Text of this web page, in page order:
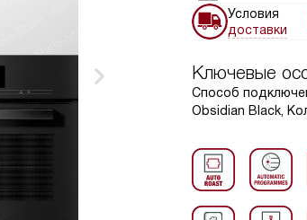
Условия
доставки
Ключевые
Способ
Obsidian Black,